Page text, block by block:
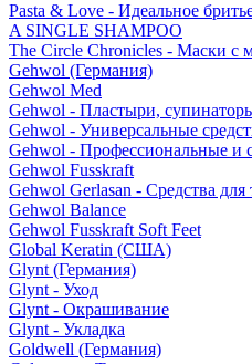
Pasta & Love - Идеальное
A SINGLE SHAMPOO
The Circle Chronicles - Маски с
Gehwol (Германия)
Gehwol Med
Gehwol - Пластыри,
Gehwol - Универсальные
Gehwol - Профессиональные и
Gehwol Fusskraft
Gehwol Gerlasan - Средства для
Gehwol Balance
Gehwol Fusskraft Soft Feet
Global Keratin (США)
Glynt (Германия)
Glynt - Уход
Glynt - Окрашивание
Glynt - Укладка
Goldwell (Германия)